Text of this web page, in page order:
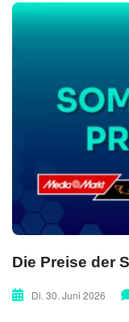
Die Preise der
Di. 30. Juni 2026